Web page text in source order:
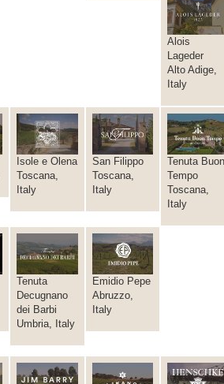
Alois
Lageder
Alto Adige,
Italy
Isole e Olena
Toscana,
Italy
San Filippo
Toscana,
Italy
Tenuta
Tempo
Toscana,
Italy
Tenuta
Decugnano
dei Barbi
Umbria, Italy
Emidio Pepe
Abruzzo,
Italy